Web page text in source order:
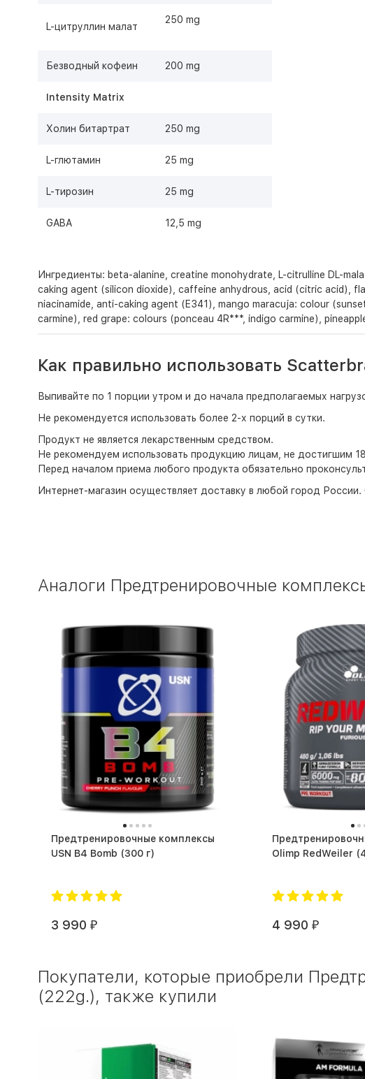
L-цитруллин малат
250 mg
Безводный кофеин 200 mg
Intensity Matrix
Холин битартрат 250 mg
L-глютамин 25 mg
L-тирозин 25 mg
GABA 12,5 mg
Ингредиенты: beta-alanine, creatine monohydrate, L-citrulline DL-
caking agent (silicon dioxide), caffeine anhydrous, acid (citric acid),
niacinamide, anti-caking agent (E341), mango maracuja: colour
carmine), red grape: colours (ponceau 4R***, indigo carmine),
Как правильно использовать
Выпивайте по 1 порции утром и до начала предполагаемых
Не рекомендуется использовать более 2-х порций в сутки.
Продукт не является лекарственным средством.
Не рекомендуем использовать продукцию лицам, не достигшим
Перед началом приема любого продукта обязательно
Интернет-магазин осуществляет доставку в любой город России.
Аналоги Предтренировочные
Предтренировочные комплексы
USN B4 Bomb (300 г)
3 990 ₽ 4 990 ₽
Покупатели, которые приобрели
(222g.), также купили